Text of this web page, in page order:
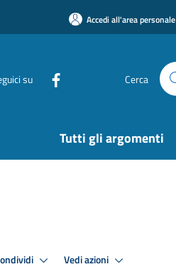
Accedi all'area personale
su Cerca
Tutti gli argomenti
Vedi azioni